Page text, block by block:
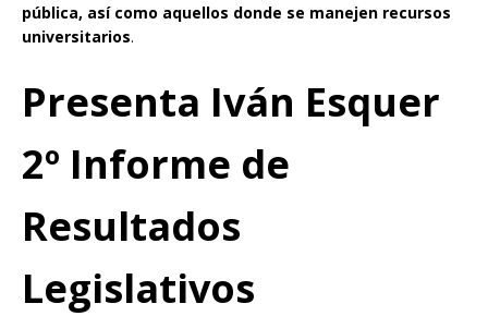
pública, así como aquellos donde se manejen recursos
universitarios.
Presenta Iván Esquer
2º Informe de
Resultados
Legislativos